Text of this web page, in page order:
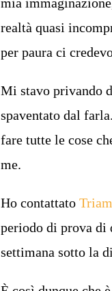
realtà quasi
per paura ci
Mi stavo privando
spaventato dal
fare tutte le cose
me.
Ho contattato
periodo di prova
settimana sotto la